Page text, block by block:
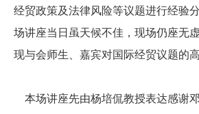
经贸政策及法律风险等议题进行经验
场讲座当日虽天候不佳，现场仍座无
现与会师生、嘉宾对国际经贸议题的高
本场讲座先由杨培侃教授表达感谢